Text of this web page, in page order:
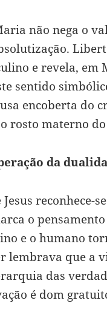
não nega o
e revela, em
sentido
encoberta do
rosto materno
da
reconhece-
o
e o humano
lembrava que a
das
é dom